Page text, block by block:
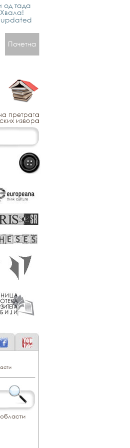
од тада
updated
Почетна
претрага
извора